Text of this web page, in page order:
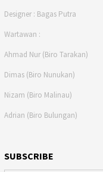
Designer : Bagas Putra
Wartawan :
Ahmad Nur (Biro Tarakan)
Dimas (Biro Nunukan)
Nizam (Biro Malinau)
Adrian (Biro Bulungan)
SUBSCRIBE